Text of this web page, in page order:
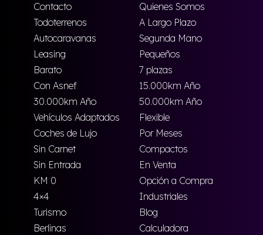
Contacto
Quienes Somos
Todoterrenos
A Largo Plazo
Autocaravanas
Segunda Mano
Leasing
Pequeños
Barato
7 plazas
Con Asnef
15.000km Año
30.000km Año
50.000km Año
Vehículos Adaptados
Flexible
Coches de Lujo
Por Meses
Sin Carnet
Compactos
Sin Entrada
En Venta
KM 0
Opción a Compra
4×4
Industriales
Turismo
Blog
Berlinas
Calculadora